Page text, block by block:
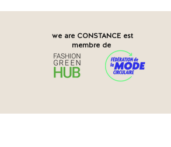
we are CONSTANCE est
membre de